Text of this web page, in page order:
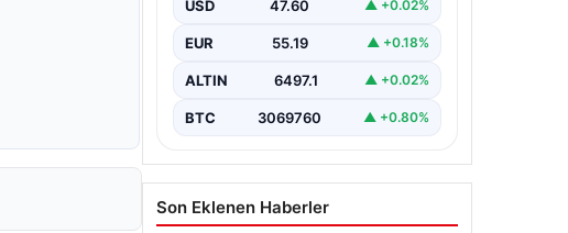
USD 47.60 ▲ +0.02%
EUR 55.19 ▲ +0.18%
ALTIN 6497.1 ▲ +0.02%
BTC 3069760 ▲ +0.80%
Son Eklenen Haberler